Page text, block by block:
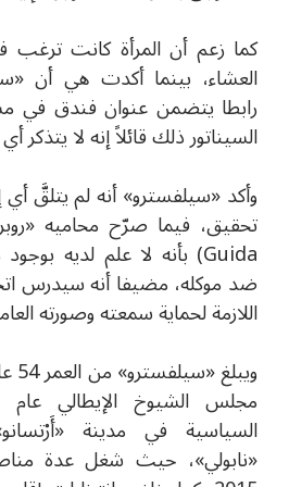
كما زعم أن المرأة كانت ترغب
العشاء، بينما أكدت هي أن
رابطا يتضمن عنوان فندق في
السيناتور ذلك قائلاً إنه لا يتذكر
وأكد«سيلفسترو»أنه لم يتلقَّ
تحقيق، فيما صرّح محاميه
Guida) بأنه لا علم لديه
ضد موكله، مضيفا أنه سيدرس
اللازمة لحماية سمعته وصورته
ويبلغ«سيلفسترو»
السياسية في مدينة
«نابولي»، حيث شغل عدة